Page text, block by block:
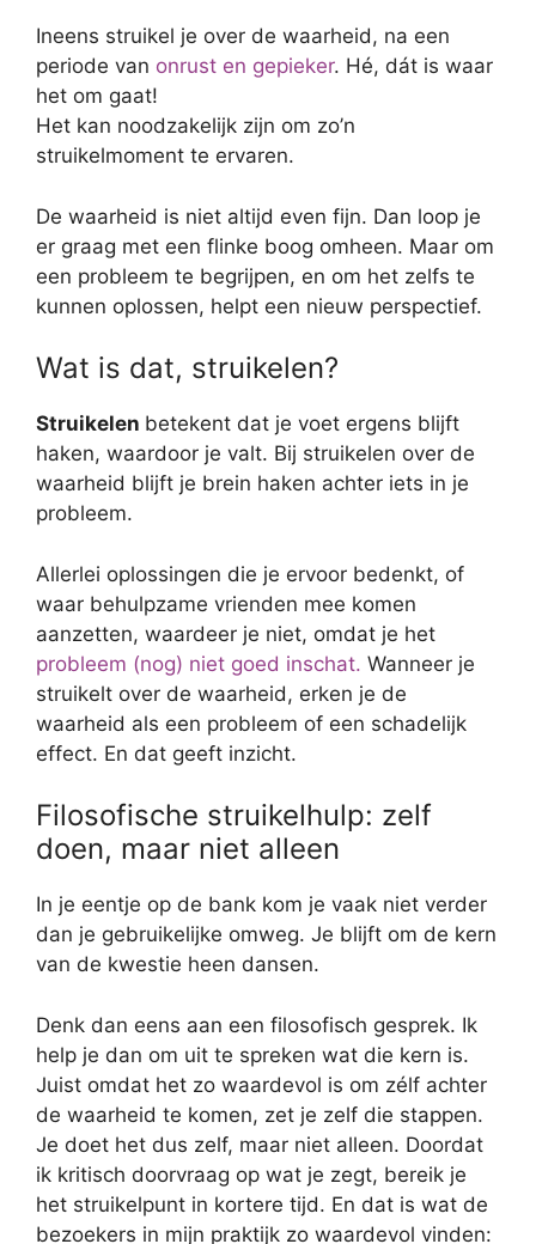
Ineens struikel je over de waarheid, na een
periode van onrust en gepieker. Hé, dát is waar
het om gaat!
Het kan noodzakelijk zijn om zo’n
struikelmoment te ervaren.
De waarheid is niet altijd even fijn. Dan loop je
er graag met een flinke boog omheen. Maar om
een probleem te begrijpen, en om het zelfs te
kunnen oplossen, helpt een nieuw perspectief.
Wat is dat, struikelen?
Struikelen betekent dat je voet ergens blijft
haken, waardoor je valt. Bij struikelen over de
waarheid blijft je brein haken achter iets in je
probleem.
Allerlei oplossingen die je ervoor bedenkt, of
waar behulpzame vrienden mee komen
aanzetten, waardeer je niet, omdat je het
probleem (nog) niet goed inschat. Wanneer je
struikelt over de waarheid, erken je de
waarheid als een probleem of een schadelijk
effect. En dat geeft inzicht.
Filosofische struikelhulp: zelf
doen, maar niet alleen
In je eentje op de bank kom je vaak niet verder
dan je gebruikelijke omweg. Je blijft om de kern
van de kwestie heen dansen.
Denk dan eens aan een filosofisch gesprek. Ik
help je dan om uit te spreken wat die kern is.
Juist omdat het zo waardevol is om zélf achter
de waarheid te komen, zet je zelf die stappen.
Je doet het dus zelf, maar niet alleen. Doordat
ik kritisch doorvraag op wat je zegt, bereik je
het struikelpunt in kortere tijd. En dat is wat de
bezoekers in mijn praktijk zo waardevol vinden: